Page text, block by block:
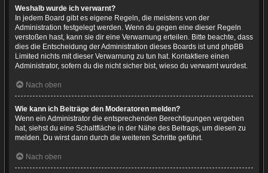
Weshalb wurde ich verwarnt?
In jedem Board gibt es eigene Regeln, die meistens von der
Administration festgelegt werden. Wenn du gegen eine dieser Regeln
verstoßen hast, kann sie dir eine Verwarnung erteilen. Bitte beachte, dass
dies die Entscheidung der Administration dieses Boards ist und phpBB
Limited nichts mit dieser Verwarnung zu tun hat. Kontaktiere einen
Administrator, sofern du die nicht sicher bist, wieso du verwarnt wurdest.
Nach oben
Wie kann ich Beiträge den Moderatoren melden?
Wenn ein Administrator die entsprechenden Berechtigungen vergeben
hat, siehst du eine Schaltfläche in der Nähe des Beitrags, um diesen zu
melden. Du wirst dann durch die weiteren Schritte geführt.
Nach oben